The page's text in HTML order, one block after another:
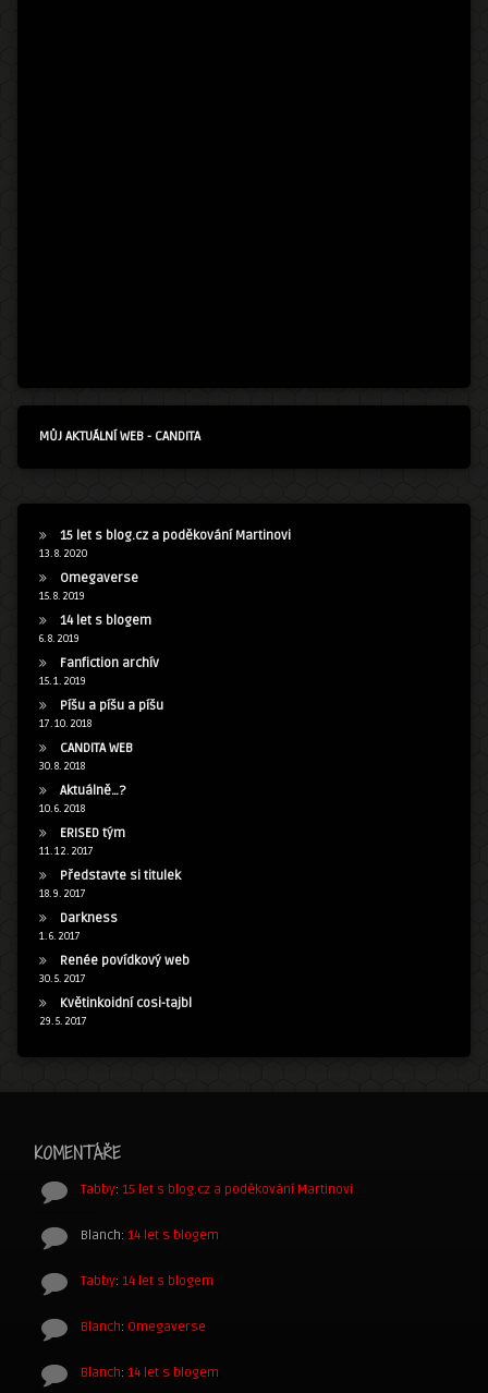
MŮJ AKTUÁLNÍ WEB - CANDITA
15 let s blog.cz a poděkování Martinovi
13. 8. 2020
Omegaverse
15. 8. 2019
14 let s blogem
6. 8. 2019
Fanfiction archív
15. 1. 2019
Píšu a píšu a píšu
17. 10. 2018
CANDITA WEB
30. 8. 2018
Aktuálně…?
10. 6. 2018
ERISED tým
11. 12. 2017
Představte si titulek
18. 9. 2017
Darkness
1. 6. 2017
Renée povídkový web
30. 5. 2017
Květinkoidní cosi-tajbl
29. 5. 2017
KOMENTÁŘE
Tabby: 15 let s blog.cz a poděkování Martinovi
Blanch: 14 let s blogem
Tabby: 14 let s blogem
Blanch: Omegaverse
Blanch: 14 let s blogem